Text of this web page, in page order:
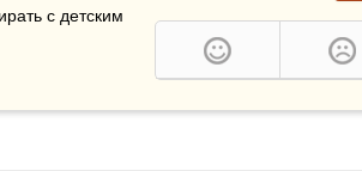
с детским